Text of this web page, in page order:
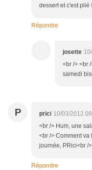
dessert et c'est plié
Répondre
josette
<br /> <br
samedi
P prici 10/03/2012
<br /> Hum, une
<br /> Comment va
journée, PRici<br />
Répondre